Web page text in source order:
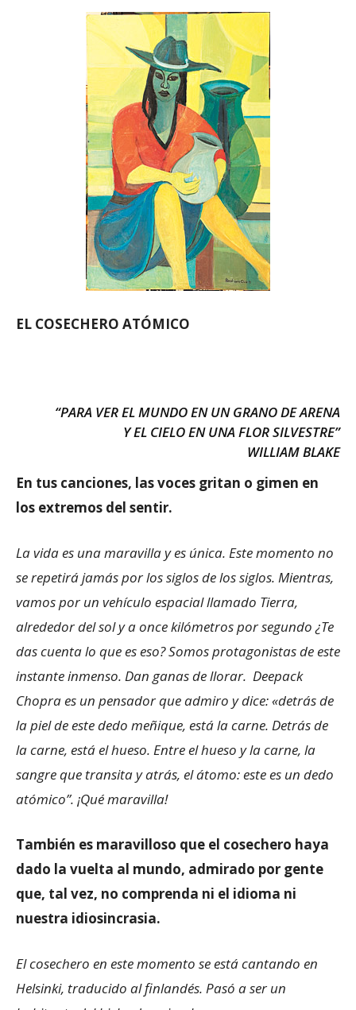
EL COSECHERO ATÓMICO
“PARA VER EL MUNDO EN UN GRANO DE ARENA
Y EL CIELO EN UNA FLOR SILVESTRE”
WILLIAM BLAKE
En tus canciones, las voces gritan o gimen en
los extremos del sentir.
La vida es una maravilla y es única. Este momento no
se repetirá jamás por los siglos de los siglos. Mientras,
vamos por un vehículo espacial llamado Tierra,
alrededor del sol y a once kilómetros por segundo ¿Te
das cuenta lo que es eso? Somos protagonistas de este
instante inmenso. Dan ganas de llorar. Deepack
Chopra es un pensador que admiro y dice: «detrás de
la piel de este dedo meñique, está la carne. Detrás de
la carne, está el hueso. Entre el hueso y la carne, la
sangre que transita y atrás, el átomo: este es un dedo
atómico”. ¡Qué maravilla!
También es maravilloso que el cosechero haya
dado la vuelta al mundo, admirado por gente
que, tal vez, no comprenda ni el idioma ni
nuestra idiosincrasia.
El cosechero en este momento se está cantando en
Helsinki, traducido al finlandés. Pasó a ser un